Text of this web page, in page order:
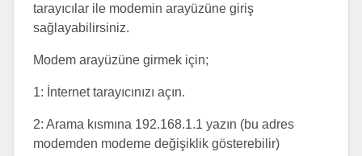
tarayıcılar ile modemin arayüzüne giriş
sağlayabilirsiniz.
Modem arayüzüne girmek için;
1: İnternet tarayıcınızı açın.
2: Arama kısmına 192.168.1.1 yazın (bu adres
modemden modeme değişiklik gösterebilir)